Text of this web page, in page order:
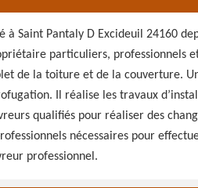
Saint Pantaly D Excideuil 24160
particuliers, professionnels
de la toiture et de la couverture.
Il réalise les travaux
qualifiés pour réaliser des
nécessaires pour
professionnel.